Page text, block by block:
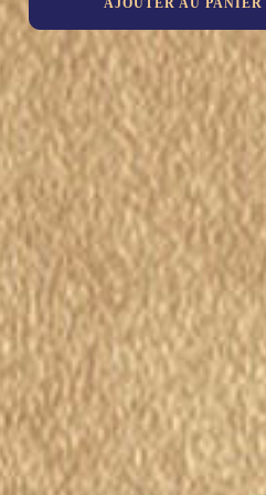
AJOUTER AU PANIER